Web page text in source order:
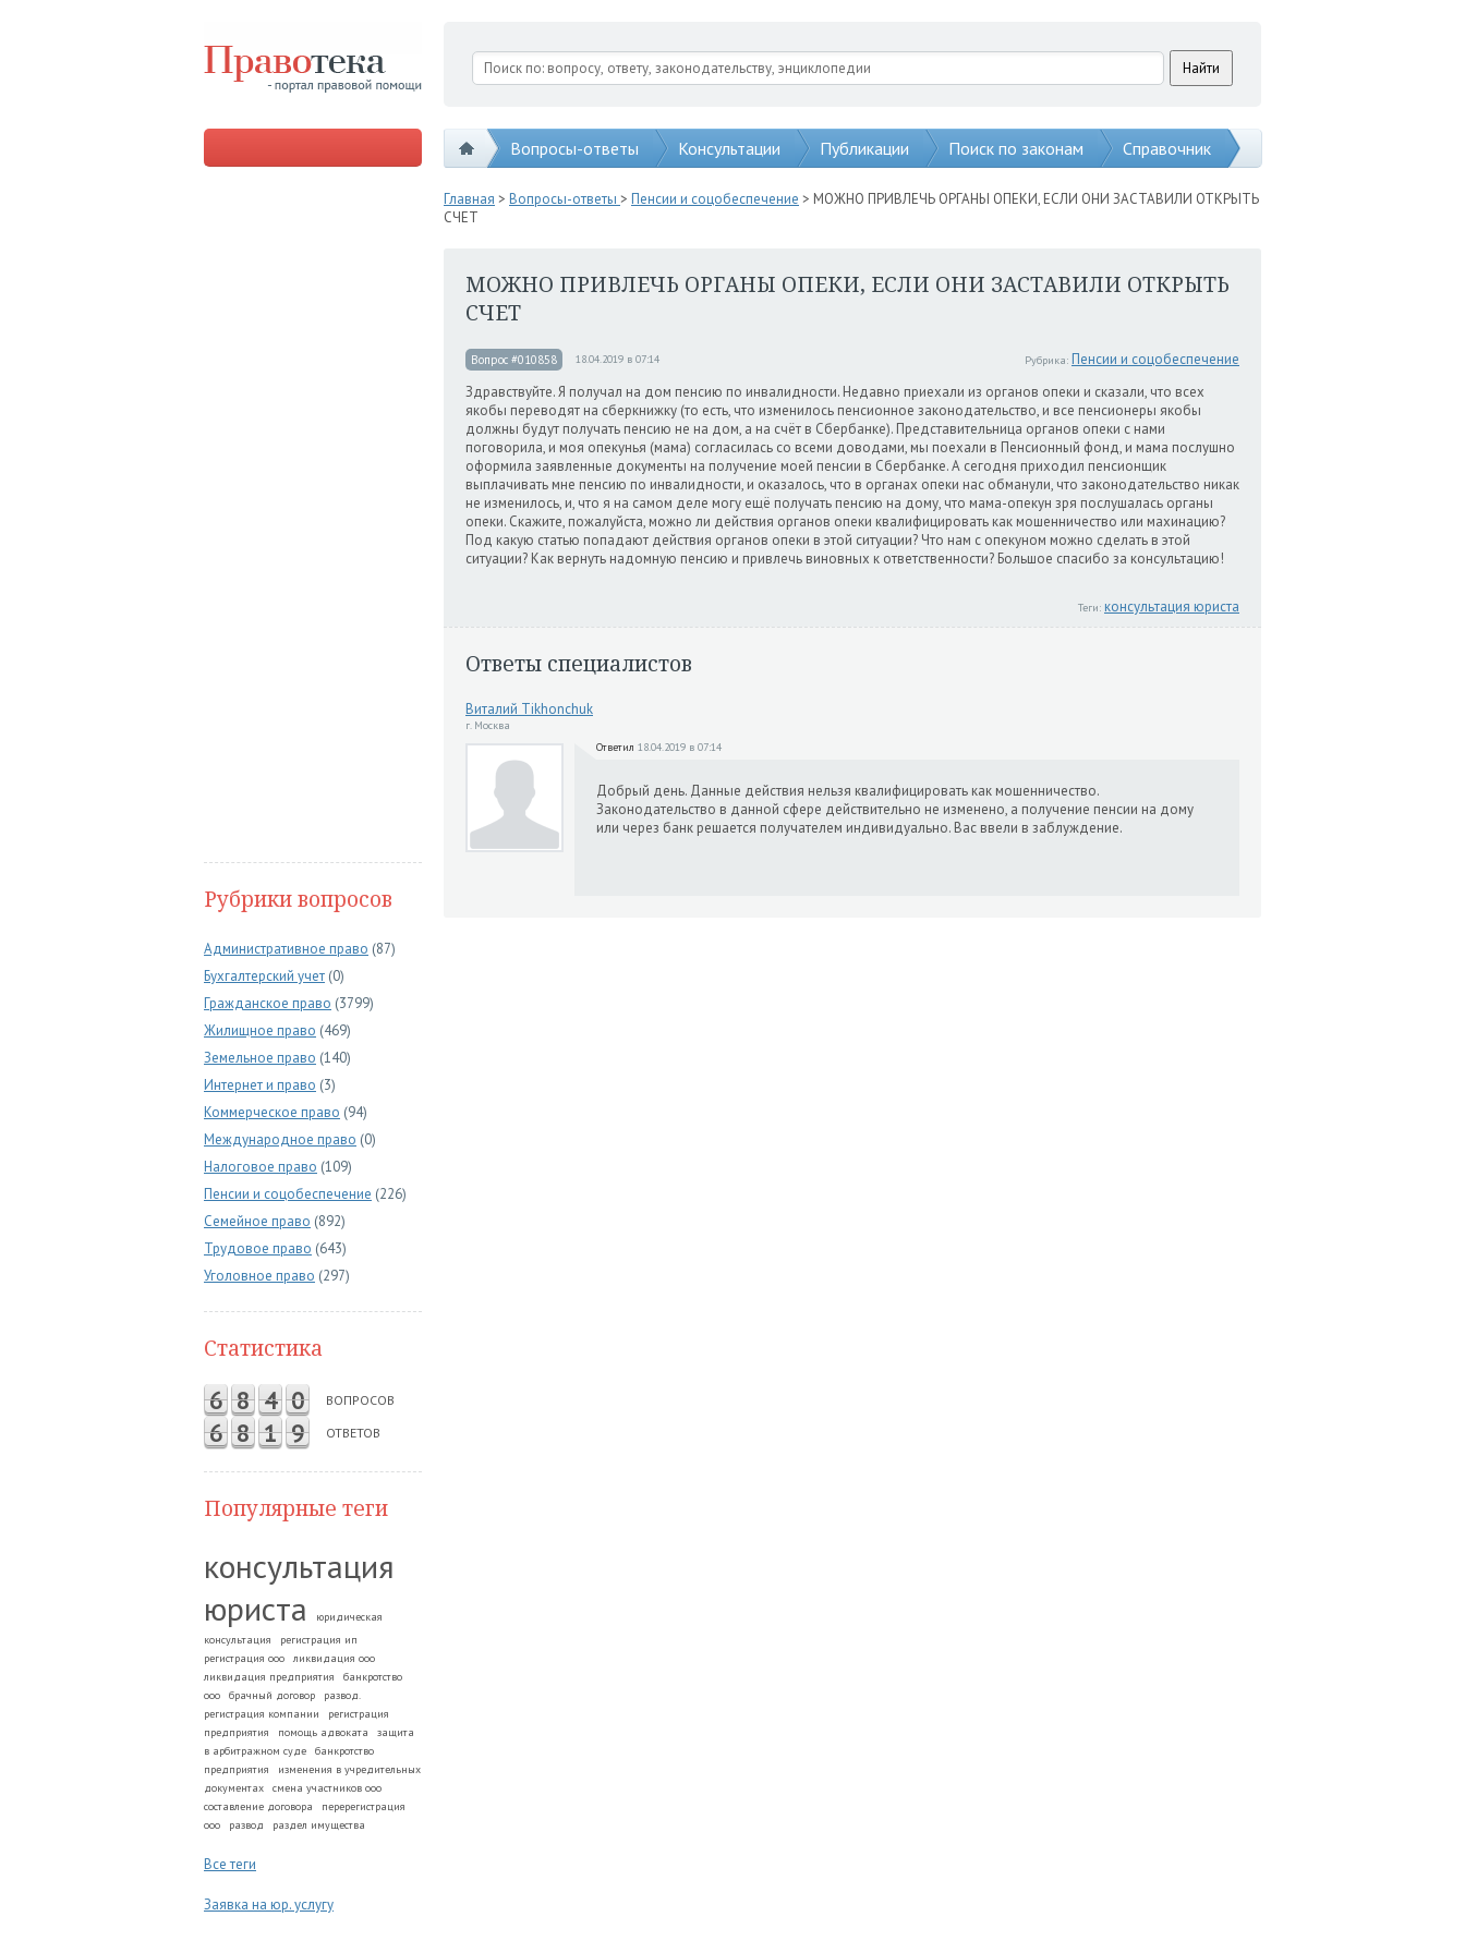
Вопросы-ответы Консультации Публикации Поиск по законам Справочник
Рубрики вопросов
Административное право (87)
Бухгалтерский учет (0)
Гражданское право (3799)
Жилищное право (469)
Земельное право (140)
Интернет и право (3)
Коммерческое право (94)
Международное право (0)
Налоговое право (109)
Пенсии и соцобеспечение (226)
Семейное право (892)
Трудовое право (643)
Уголовное право (297)
Статистика
6 8 4 0 ВОПРОСОВ
6 8 1 9 ОТВЕТОВ
Популярные теги
консультация
юриста
юридическая
консультация
регистрация ип
регистрация ооо
ликвидация ооо
ликвидация предприятия
банкротство
ооо
брачный договор
развод.
регистрация компании
регистрация
предприятия
помощь адвоката
защита
в арбитражном суде
банкротство
предприятия
изменения в учредительных
документах
смена участников ооо
составление договора
перерегистрация
ооо
развод раздел имущества
Все теги
Заявка на юр. услугу
Главная > Вопросы-ответы > Пенсии и соцобеспечение > МОЖНО ПРИВЛЕЧЬ ОРГАНЫ ОПЕКИ, ЕСЛИ ОНИ ЗАСТАВИЛИ ОТКРЫТЬ
СЧЕТ
МОЖНО ПРИВЛЕЧЬ ОРГАНЫ ОПЕКИ, ЕСЛИ ОНИ ЗАСТАВИЛИ ОТКРЫТЬ
СЧЕТ
Вопрос #010858 18.04.2019 в 07:14 Рубрика: Пенсии и соцобеспечение
Здравствуйте. Я получал на дом пенсию по инвалидности. Недавно приехали из органов опеки и сказали, что всех
якобы переводят на сберкнижку (то есть, что изменилось пенсионное законодательство, и все пенсионеры якобы
должны будут получать пенсию не на дом, а на счёт в Сбербанке). Представительница органов опеки с нами
поговорила, и моя опекунья (мама) согласилась со всеми доводами, мы поехали в Пенсионный фонд, и мама послушно
оформила заявленные документы на получение моей пенсии в Сбербанке. А сегодня приходил пенсионщик
выплачивать мне пенсию по инвалидности, и оказалось, что в органах опеки нас обманули, что законодательство никак
не изменилось, и, что я на самом деле могу ещё получать пенсию на дому, что мама-опекун зря послушалась органы
опеки. Скажите, пожалуйста, можно ли действия органов опеки квалифицировать как мошенничество или махинацию?
Под какую статью попадают действия органов опеки в этой ситуации? Что нам с опекуном можно сделать в этой
ситуации? Как вернуть надомную пенсию и привлечь виновных к ответственности? Большое спасибо за консультацию!
Теги: консультация юриста
Ответы специалистов
Виталий Tikhonchuk
г. Москва
Ответил 18.04.2019 в 07:14
Добрый день. Данные действия нельзя квалифицировать как мошенничество.
Законодательство в данной сфере действительно не изменено, а получение пенсии на дому
или через банк решается получателем индивидуально. Вас ввели в заблуждение.